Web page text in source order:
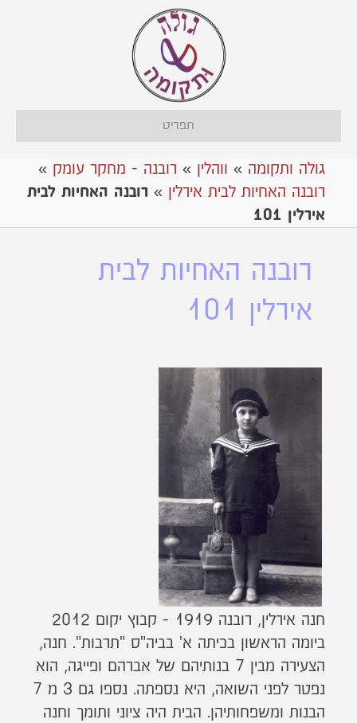
תפריט
גולה ותקומה » ווהלין » רובנה - מחקר עומק »
רובנה האחיות לבית אירלין » רובנה האחיות לבית
אירלין 101
רובנה האחיות לבית
אירלין 101
חנה אירלין, רובנה 1919 - קבוץ יקום 2012
ביומה הראשון בכיתה א' בביה"ס "תרבות". חנה,
הצעירה מבין 7 בנותיהם של אברהם ופייגה, הוא
נפטר לפני השואה, היא נספתה. נספו גם 3 מ 7
הבנות ומשפחותיהן. הבית היה ציוני ותומך וחנה